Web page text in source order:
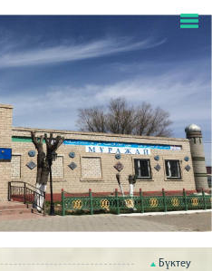
Бүктеу